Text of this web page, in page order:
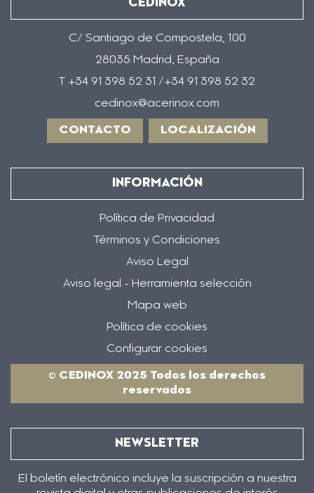
CEDINOX
C/ Santiago de Compostela, 100
28035 Madrid, España
T +34 91 398 52 31 /+34 91 398 52 32
cedinox@acerinox.com
CONTACTO LOCALIZACIÓN
INFORMACIÓN
Política de Privacidad
Términos y Condiciones
Aviso Legal
Aviso legal - Herramienta selección
Mapa web
Política de cookies
Configurar cookies
© CEDINOX 2025 Todos los derechos
reservados
NEWSLETTER
El boletín electrónico incluye la suscripción a nuestra